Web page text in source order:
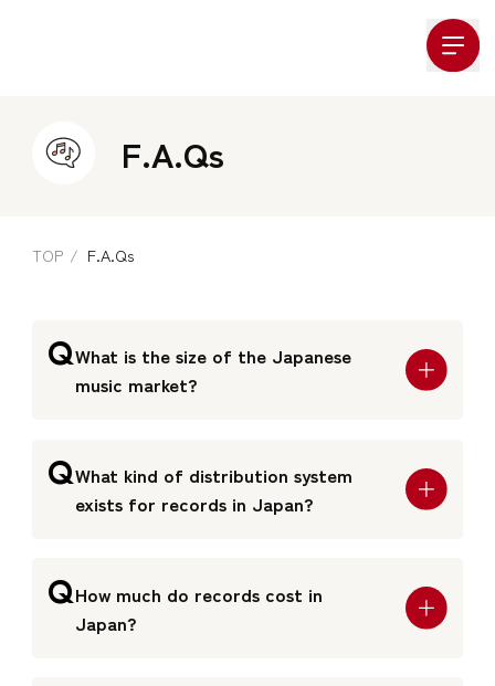
F.A.Qs
TOP F.A.Qs
QWhat is the size of the Japanese
music market?
QWhat kind of distribution system
exists for records in Japan?
QHow much do records cost in
Japan?